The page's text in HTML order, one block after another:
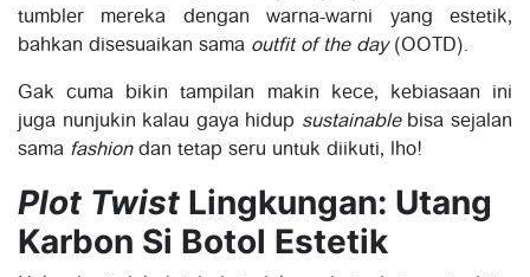
tumbler mereka dengan warna-warni yang estetik,
bahkan disesuaikan sama outfit of the day(OOTD).
Gak cuma bikin tampilan makin kece, kebiasaan ini
juga nunjukin kalau gaya hidup sustainablebisa sejalan
sama fashiondan tetap seru untuk diikuti, lho!
Plot Twist Lingkungan: Utang
Karbon Si Botol Estetik